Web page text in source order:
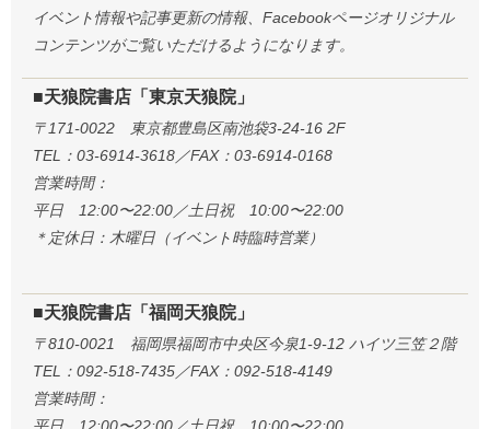
イベント情報や記事更新の情報、Facebookページオリジナル
コンテンツがご覧いただけるようになります。
■天狼院書店「東京天狼院」
〒171-0022 東京都豊島区南池袋3-24-16 2F
TEL：03-6914-3618／FAX：03-6914-0168
営業時間：
平日 12:00〜22:00／土日祝 10:00〜22:00
＊定休日：木曜日（イベント時臨時営業）
■天狼院書店「福岡天狼院」
〒810-0021 福岡県福岡市中央区今泉1-9-12 ハイツ三笠２階
TEL：092-518-7435／FAX：092-518-4149
営業時間：
平日 12:00〜22:00／土日祝 10:00〜22:00